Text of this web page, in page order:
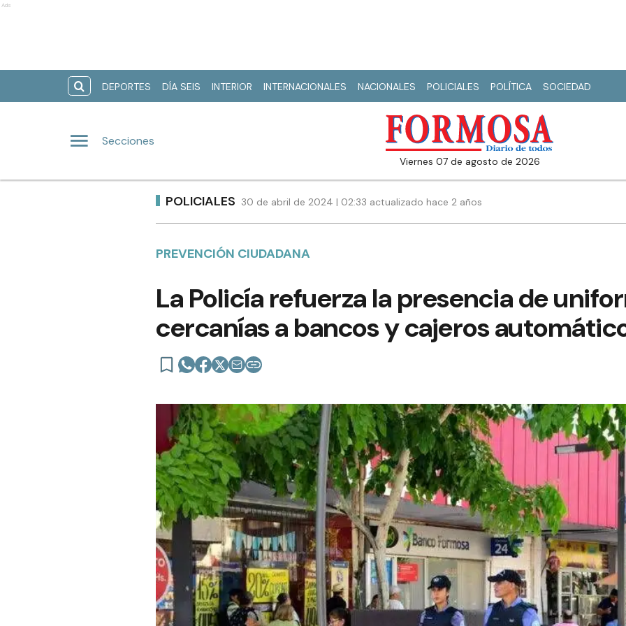
Ads
DEPORTES DÍA SEIS INTERIOR INTERNACIONALES NACIONALES POLICIALES POLÍTICA SOCIEDAD
Secciones
viernes 07 de agosto de 2026
POLICIALES 30 de abril de 2024 | 02:33 actualizado hace 2 años
PREVENCIÓN CIUDADANA
La Policía refuerza la presencia de
cercanías a bancos y cajeros